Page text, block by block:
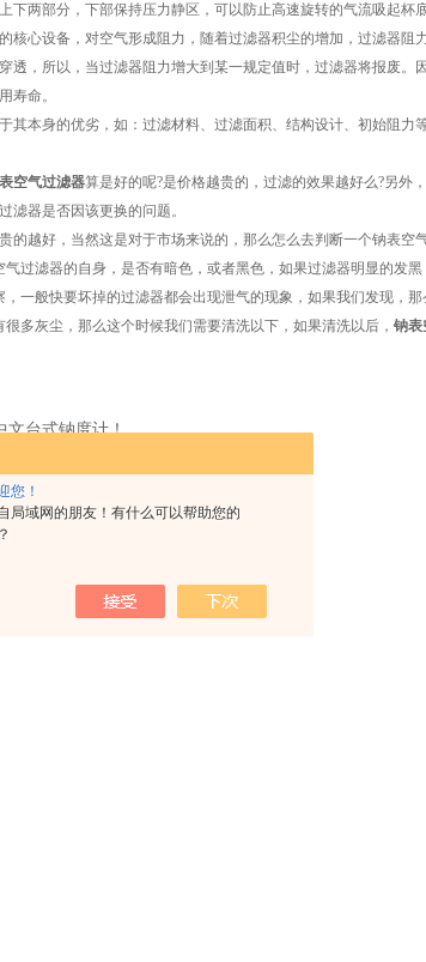
您！
局域网的朋友！有什么可以帮助您的
下两部分，下部保持压力静区，可以防止高速旋转的气流吸起杯
心设备，对空气形成阻力，随着过滤器积尘的增加，过滤器阻
透，所以，当过滤器阻力增大到某一规定值时，过滤器将报废
寿命。
本身的优劣，如：过滤材料、过滤面积、结构设计、初始阻力
空气过滤器算是好的呢?是价格越贵的，过滤的效果越好么?另外
滤器是否因该更换的问题。
越好，当然这是对于市场来说的，那么怎么去判断一个钠表空
滤器的自身，是否有暗色，或者黑色，如果过滤器明显的发黑
般快要坏掉的过滤器都会出现泄气的现象，如果我们发现，那
灰尘，那么这个时候我们需要清洗以下，如果清洗以后， 钠表
文台式钠度计！